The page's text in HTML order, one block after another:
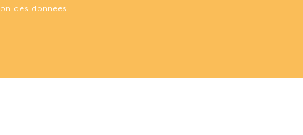
des données.